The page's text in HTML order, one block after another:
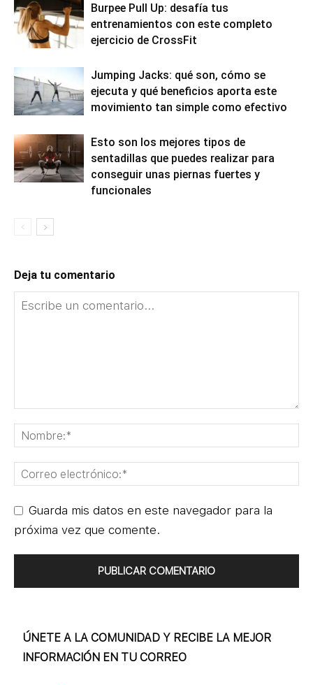
Burpee Pull Up: desafía tus
entrenamientos con este completo
ejercicio de CrossFit
Jumping Jacks: qué son, cómo se
ejecuta y qué beneficios aporta este
movimiento tan simple como efectivo
Esto son los mejores tipos de
sentadillas que puedes realizar para
conseguir unas piernas fuertes y
funcionales
Deja tu comentario
Guarda mis datos en este navegador para la
próxima vez que comente.
ÚNETE A LA COMUNIDAD Y RECIBE LA MEJOR
INFORMACIÓN EN TU CORREO